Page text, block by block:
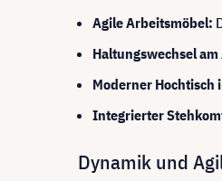
Agile Arbeitsmöbel:
Haltungswechsel
Moderner Hochtisch
Integrierter
Dynamik und